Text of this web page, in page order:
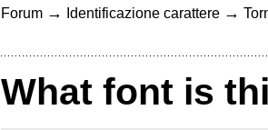
Forum → Identificazione carattere →
What font is